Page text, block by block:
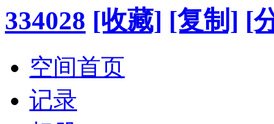
334028 [收藏] [复制] [
空间首页
记录